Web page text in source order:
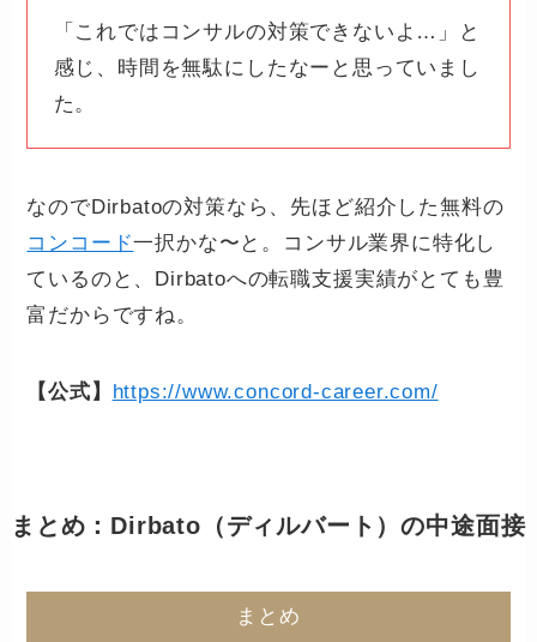
「これではコンサルの対策できないよ…」と
感じ、時間を無駄にしたなーと思っていまし
た。
なのでDirbatoの対策なら、先ほど紹介した無料の
コンコード一択かな〜と。コンサル業界に特化し
ているのと、Dirbatoへの転職支援実績がとても豊
富だからですね。
【公式】 https://www.concord-career.com/
まとめ：Dirbato（ディルバート）の中途面接
まとめ